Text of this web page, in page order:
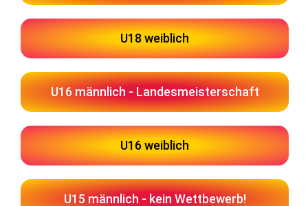
U18 weiblich
U16 männlich - Landesmeisterschaft
U16 weiblich
U15 männlich - kein Wettbewerb!